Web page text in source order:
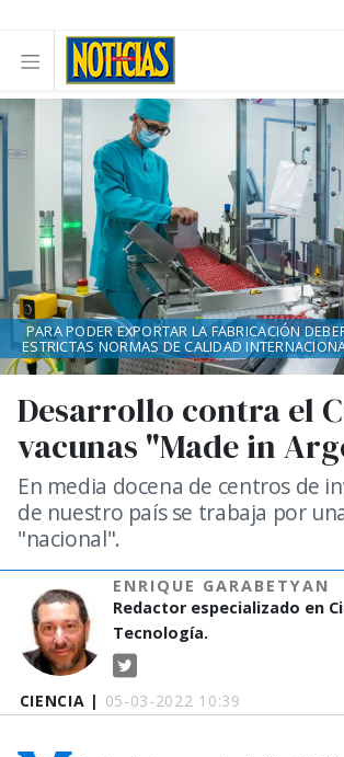
CIENCIA | 05-03-2022 10:39
Desarrollo contra el
vacunas "Made in
En media docena de centros de
de nuestro país se trabaja por
"nacional".
ENRIQUE GARABETYAN
Redactor especializado en
Tecnología.
PARA PODER EXPORTAR LA FABRICACIÓN
ESTRICTAS NORMAS DE CALIDAD